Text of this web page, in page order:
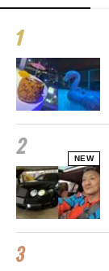
NEW